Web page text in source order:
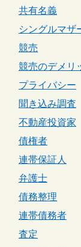
共有名義
シングルマザ
競売
競売のデメリ
プライバシー
聞き込み調査
不動産投資家
債権者
連帯保証人
弁護士
債務整理
連帯債務者
査定